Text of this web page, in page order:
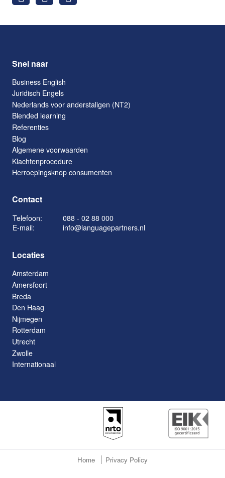
Snel naar
Business English
Juridisch Engels
Nederlands voor anderstaligen (NT2)
Blended learning
Referenties
Blog
Algemene voorwaarden
Klachtenprocedure
Herroepingsknop consumenten
Contact
Telefoon:
088 - 02 88 000
E-mail:
info@languagepartners.nl
Locaties
Amsterdam
Amersfoort
Breda
Den Haag
Nijmegen
Rotterdam
Utrecht
Zwolle
Internationaal
Home Privacy Policy